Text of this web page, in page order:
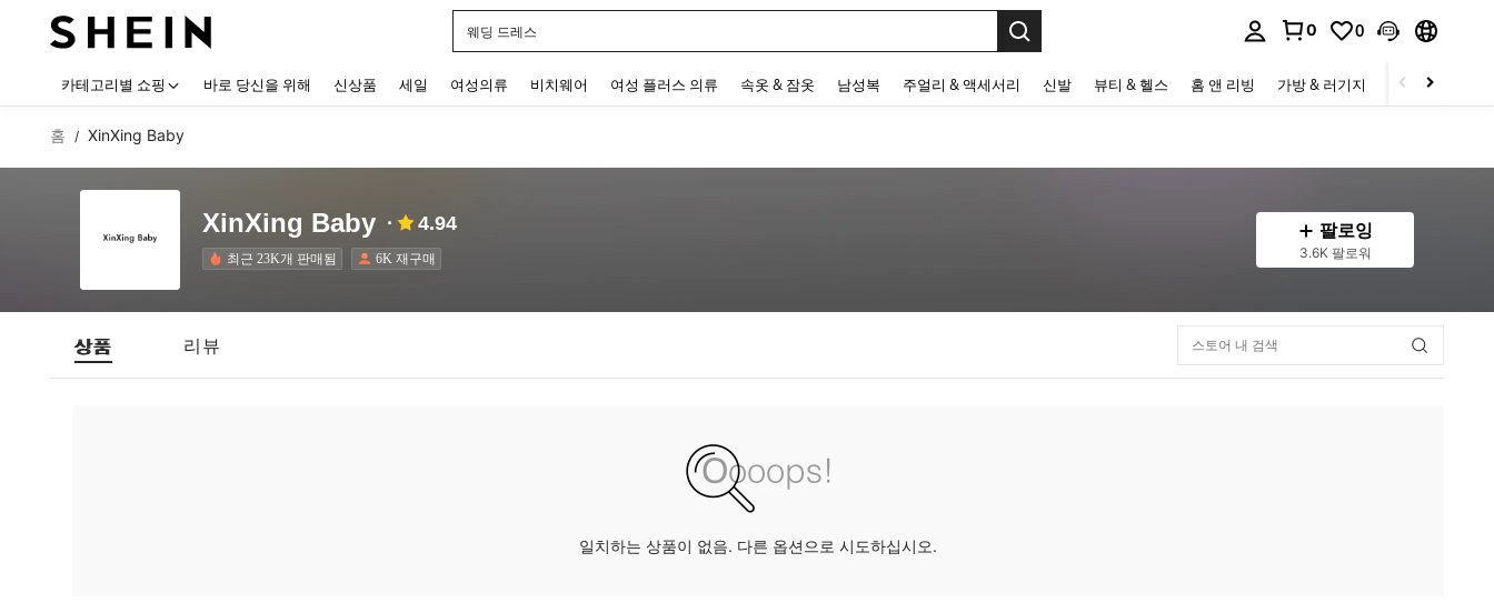
웨딩 드레스
0 0
카테고리별 쇼핑 바로 당신을 위해 신상품 세일 여성의류 비치웨어 여성 플러스 의류 속옷 & 잠옷 남성복 주얼리 & 액세서리 신발 뷰티 & 헬스 홈 앤 리빙 가방 & 러기지 스포츠 & 아웃
홈 / XinXing Baby
XinXing Baby 4.94
최근 23K개 판매됨 6K 재구매
팔로잉
3.6K 팔로워
상품 리뷰
일치하는 상품이 없음. 다른 옵션으로 시도하십시오.